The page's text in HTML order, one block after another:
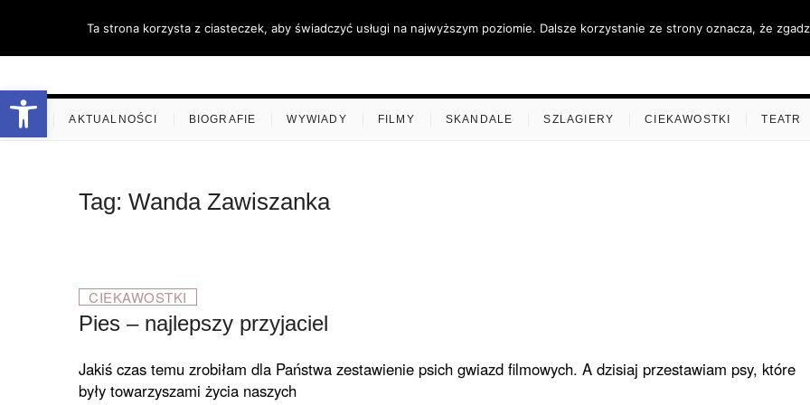
Otwórz pasek narzędzi
content
AKTUALNOŚCI BIOGRAFIE WYWIADY FILMY SKANDALE SZLAGIERY CIEKAWOSTKI TEATR
Tag: Wanda Zawiszanka
CIEKAWOSTKI
Pies – najlepszy przyjaciel
Jakiś czas temu zrobiłam dla Państwa zestawienie psich gwiazd filmowych. A dzisiaj przestawiam psy, które
były towarzyszami życia naszych
Ta strona korzysta z ciasteczek, aby świadczyć usługi na najwyższym poziomie. Dalsze korzystanie ze strony oznacza, że